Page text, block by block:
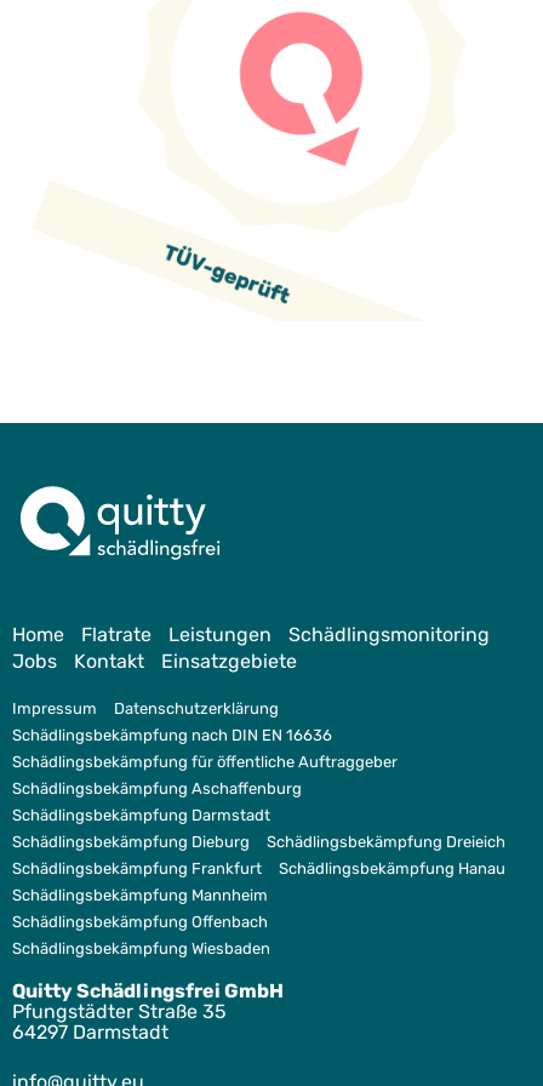
Home Flatrate Leistungen
Schädlingsmonitoring
Jobs
Kontakt Einsatzgebiete
Impressum
Datenschutzerklärung
Schädlingsbekämpfung nach DIN EN 16636
Schädlingsbekämpfung für öffentliche Auftraggeber
Schädlingsbekämpfung Aschaffenburg
Schädlingsbekämpfung Darmstadt
Schädlingsbekämpfung Dieburg
Schädlingsbekämpfung Dreieich
Schädlingsbekämpfung Frankfurt
Schädlingsbekämpfung Hanau
Schädlingsbekämpfung Mannheim
Schädlingsbekämpfung Offenbach
Schädlingsbekämpfung Wiesbaden
Quitty Schädlingsfrei GmbH
Pfungstädter Straße 35
64297 Darmstadt